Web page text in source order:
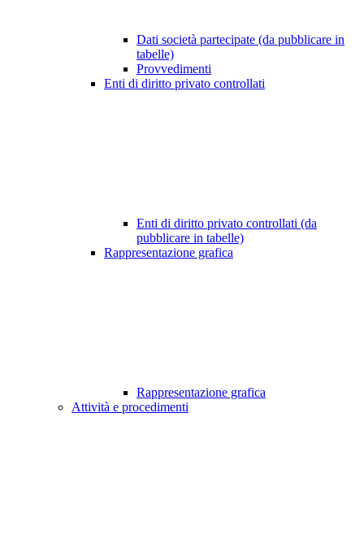
Dati società partecipate (da pubblicare in
tabelle)
Provvedimenti
Enti di diritto privato controllati
Enti di diritto privato controllati (da
pubblicare in tabelle)
Rappresentazione grafica
Rappresentazione grafica
Attività e procedimenti